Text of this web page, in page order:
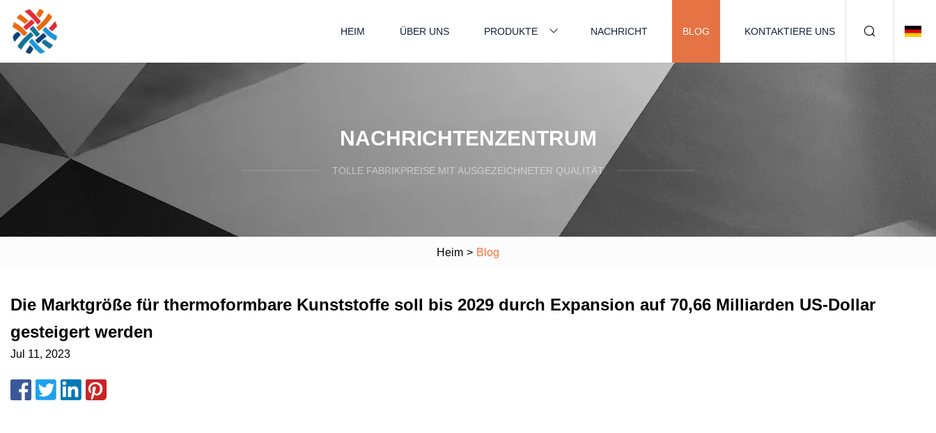
HEIM ÜBER UNS PRODUKTE NACHRICHT BLOG KONTAKTIERE UNS
NACHRICHTENZENTRUM
TOLLE FABRIKPREISE MIT AUSGEZEICHNETER QUALITÄT
Heim > Blog
Die Marktgröße für thermoformbare Kunststoffe soll bis 2029 durch Expansion auf 70,66 Milliarden US-Dollar
gesteigert werden
Jul 11, 2023